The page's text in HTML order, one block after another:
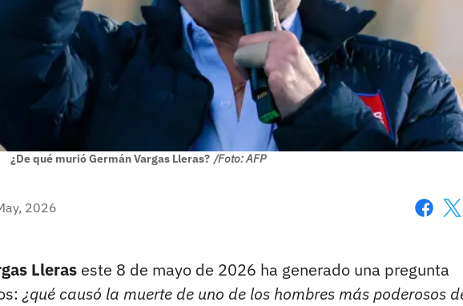
¿De qué murió Germán Vargas Lleras? /Foto: AFP
2026
Lleras este 8 de mayo de 2026 ha generado una pregunta
¿qué causó la muerte de uno de los hombres más poderosos